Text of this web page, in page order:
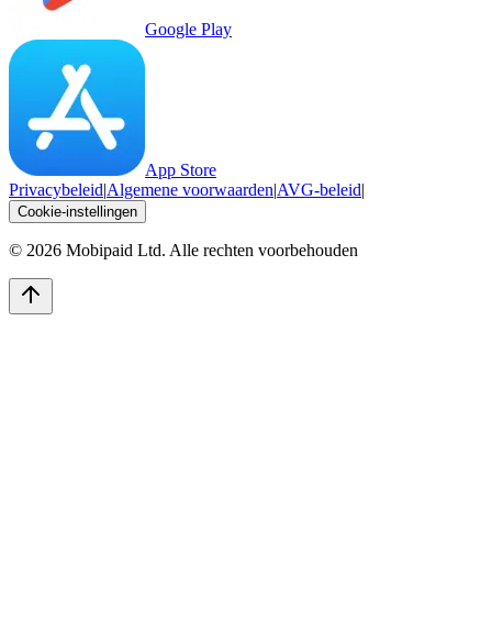
Google Play
App Store
Privacybeleid|Algemene voorwaarden|AVG-beleid|
Cookie-instellingen
© 2026 Mobipaid Ltd. Alle rechten voorbehouden